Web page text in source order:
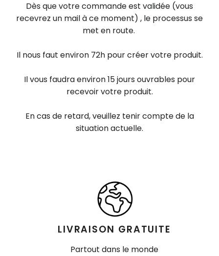
Dès que votre commande est validée (vous
recevrez un mail à ce moment) , le processus se
met en route.
Il nous faut environ 72h pour créer votre produit.​
​Il vous faudra environ 15 jours ouvrables pour
recevoir votre produit.​
En cas de retard, veuillez tenir compte de la
situation actuelle.
LIVRAISON GRATUITE
Partout dans le monde